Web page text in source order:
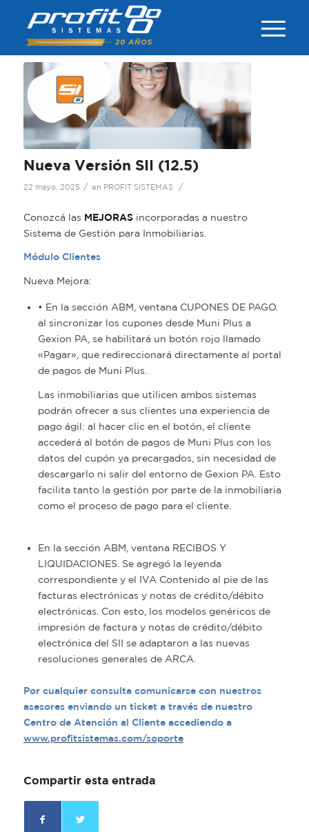
Nueva Versión SII (12.5)
22 mayo, 2025 / en PROFIT SISTEMAS /
Conozcá las MEJORASincorporadas a nuestro
Sistema de Gestión para Inmobiliarias.
Módulo Clientes
Nueva Mejora:
• En la sección ABM, ventana CUPONES DE PAGO.
al sincronizar los cupones desde Muni Plus a
Gexion PA, se habilitará un botón rojo llamado
«Pagar», que redireccionará directamente al portal
de pagos de Muni Plus.
Las inmobiliarias que utilicen ambos sistemas
podrán ofrecer a sus clientes una experiencia de
pago ágil: al hacer clic en el botón, el cliente
accederá al botón de pagos de Muni Plus con los
datos del cupón ya precargados, sin necesidad de
descargarlo ni salir del entorno de Gexion PA. Esto
facilita tanto la gestión por parte de la inmobiliaria
como el proceso de pago para el cliente.
En la sección ABM, ventana RECIBOS Y
LIQUIDACIONES. Se agregó la leyenda
correspondiente y el IVA Contenido al pie de las
facturas electrónicas y notas de crédito/débito
electrónicas. Con esto, los modelos genéricos de
impresión de factura y notas de crédito/débito
electrónica del SII se adaptaron a las nuevas
resoluciones generales de ARCA.
Por cualquier consulta comunicarse con nuestros
asesores enviando un ticket a través de nuestro
Centro de Atención al Cliente accediendo a
www.profitsistemas.com/soporte
Compartir esta entrada